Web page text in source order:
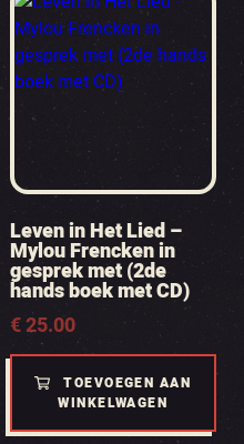
Leven in Het Lied –
Mylou Frencken in
gesprek met (2de
hands boek met CD)
€25.00
TOEVOEGEN AAN
WINKELWAGEN